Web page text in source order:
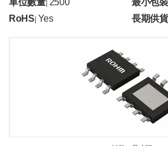
單位數量| 2500 最小包
RoHS Yes 長期供